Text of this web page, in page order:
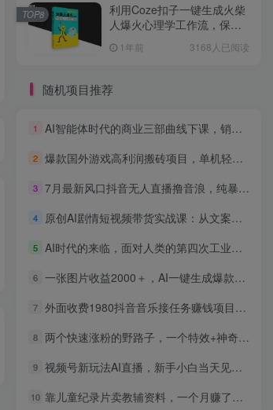
利用Coze扣子一键生成火柴
人爆火心理学工作流，保姆
1年前 3168人已阅读
TOP8
随机项目推荐
1 AI智能体时代的商业三部曲线下课，销售重构-IP觉醒-战略共生
2 爆款国外游戏高利润搬砖项目，单机轻松1k+，新手小白也可入手【揭秘】
3 7月最新风口抖音无人直播撸音浪，纯暴力掘金，黑科技全自动运行，长期稳定，低门槛，日入1000+，可批量收益翻倍
4 原创AI剧情短视频带货实战课：从文案生图分镜到剪辑发布，零基础打造爆款带货视频
5 AI时代的来临，面对人类的第四次工业革命，如何利用AI出圈
6 一张图片收益2000＋，AI一键生成爆款原创作品，简单粗暴，小白轻松上手
7 外面收费1980抖音音乐接任务赚钱项目【任务渠道+详细教程】
8 两个快速涨粉的野路子，一个特效+神奇布偶，粉丝暴涨5000起！
9 视频号新玩法AI直播，新手小白当天见收益，月入4000+
10 靠儿童纪录片卖教辅资料，一个月赚了36800！暴力变现2.0版本，喂饭级教学